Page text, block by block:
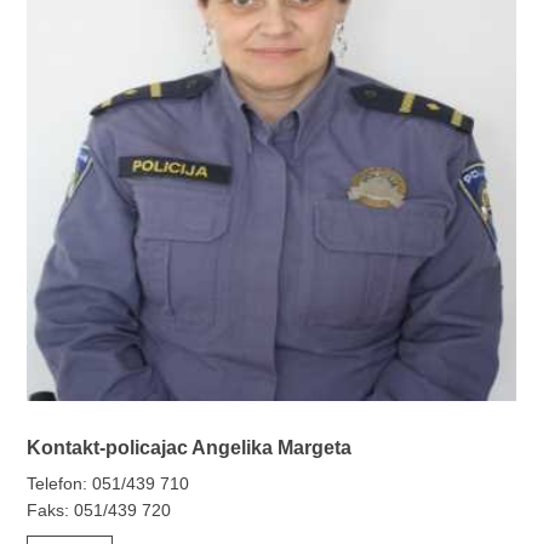
Kontakt-policajac Angelika Margeta
Telefon: 051/439 710
Faks: 051/439 720